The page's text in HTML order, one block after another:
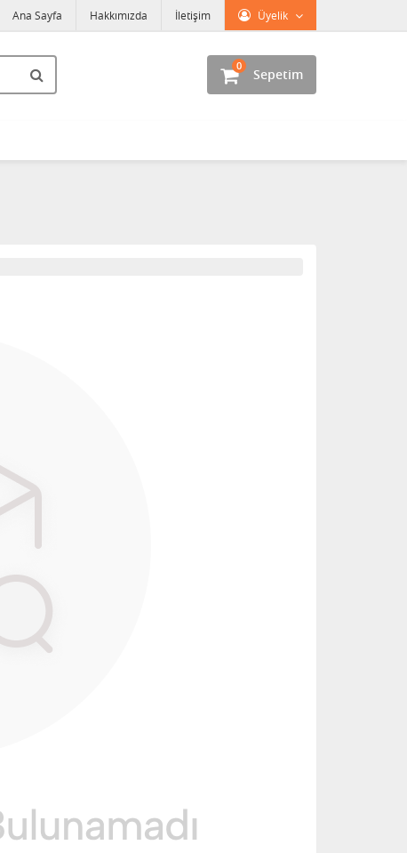
Üyelik
Ana Sayfa Hakkımızda İletişim
Sepetim
0